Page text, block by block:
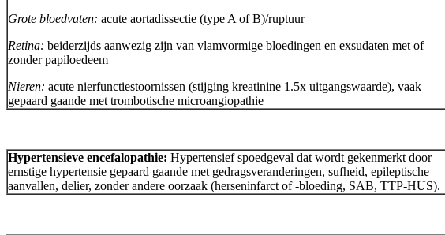
Grote bloedvaten: acute aortadissectie (type A of B)/ruptuur
Retina: beiderzijds aanwezig zijn van vlamvormige bloedingen en exsudaten met of
zonder papiloedeem
Nieren: acute nierfunctiestoornissen (stijging kreatinine 1.5x uitgangswaarde), vaak
gepaard gaande met trombotische microangiopathie
Hypertensieve encefalopathie: Hypertensief spoedgeval dat wordt gekenmerkt door
ernstige hypertensie gepaard gaande met gedragsveranderingen, sufheid, epileptische
aanvallen, delier, zonder andere oorzaak (herseninfarct of -bloeding, SAB, TTP-HUS).